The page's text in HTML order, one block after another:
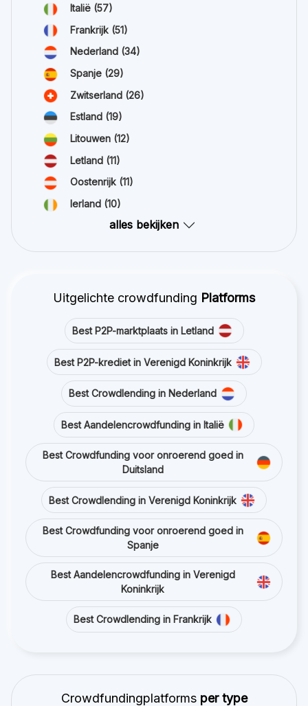
Italië (57)
Frankrijk (51)
Nederland (34)
Spanje (29)
Zwitserland (26)
Estland (19)
Litouwen (12)
Letland (11)
Oostenrijk (11)
Ierland (10)
alles bekijken
Uitgelichte crowdfunding Platforms
Best P2P-marktplaats in Letland
Best P2P-krediet in Verenigd Koninkrijk
Best Crowdlending in Nederland
Best Aandelencrowdfunding in Italië
Best Crowdfunding voor onroerend goed in
Duitsland
Best Crowdlending in Verenigd Koninkrijk
Best Crowdfunding voor onroerend goed in
Spanje
Best Aandelencrowdfunding in Verenigd
Koninkrijk
Best Crowdlending in Frankrijk
Crowdfundingplatforms per type